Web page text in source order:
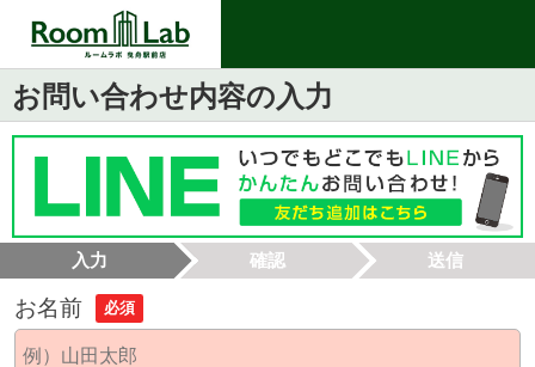
お問い合わせ内容の入力
入力 確認 送信
お名前 必須